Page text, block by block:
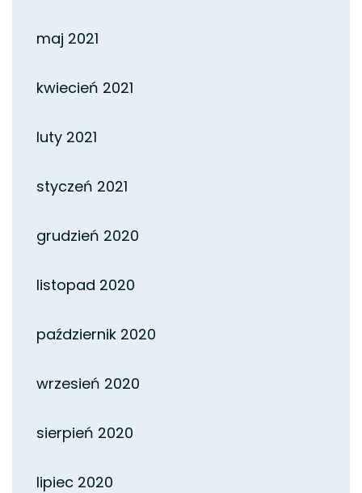
maj 2021
kwiecień 2021
luty 2021
styczeń 2021
grudzień 2020
listopad 2020
październik 2020
wrzesień 2020
sierpień 2020
lipiec 2020